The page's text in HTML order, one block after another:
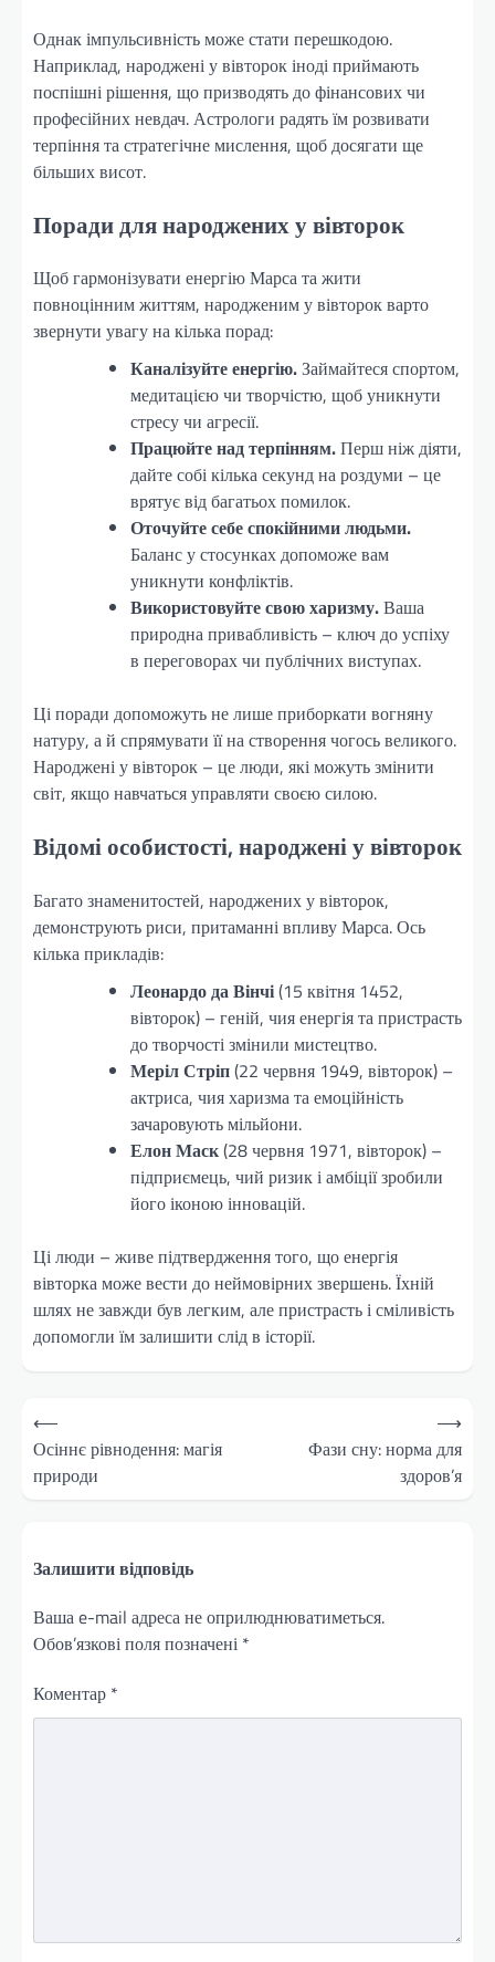
Однак імпульсивність може стати перешкодою.
Наприклад, народжені у вівторок іноді приймають
поспішні рішення, що призводять до фінансових чи
професійних невдач. Астрологи радять їм розвивати
терпіння та стратегічне мислення, щоб досягати ще
більших висот.
Поради для народжених у вівторок
Щоб гармонізувати енергію Марса та жити
повноцінним життям, народженим у вівторок варто
звернути увагу на кілька порад:
Каналізуйте енергію.Займайтеся спортом,
медитацією чи творчістю, щоб уникнути
стресу чи агресії.
Працюйте над терпінням.Перш ніж діяти,
дайте собі кілька секунд на роздуми – це
врятує від багатьох помилок.
Оточуйте себе спокійними людьми.
Баланс у стосунках допоможе вам
уникнути конфліктів.
Використовуйте свою харизму.Ваша
природна привабливість – ключ до успіху
в переговорах чи публічних виступах.
Ці поради допоможуть не лише приборкати вогняну
натуру, а й спрямувати її на створення чогось великого.
Народжені у вівторок – це люди, які можуть змінити
світ, якщо навчаться управляти своєю силою.
Відомі особистості, народжені у вівторок
Багато знаменитостей, народжених у вівторок,
демонструють риси, притаманні впливу Марса. Ось
кілька прикладів:
Леонардо да Вінчі(15 квітня 1452,
вівторок) – геній, чия енергія та пристрасть
до творчості змінили мистецтво.
Меріл Стріп(22 червня 1949, вівторок) –
актриса, чия харизма та емоційність
зачаровують мільйони.
Елон Маск(28 червня 1971, вівторок) –
підприємець, чий ризик і амбіції зробили
його іконою інновацій.
Ці люди – живе підтвердження того, що енергія
вівторка може вести до неймовірних звершень. Їхній
шлях не завжди був легким, але пристрасть і сміливість
допомогли їм залишити слід в історії.
Навігація
записів
⟵
Осіннє рівнодення: магія
природи
Фази сну: норма для
здоров’я
⟶
Залишити відповідь
Ваша e-mail адреса не оприлюднюватиметься.
Обов’язкові поля позначені *
Коментар *